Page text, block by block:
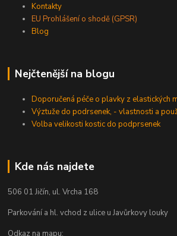
Kontakty
EU Prohlášení o shodě (GPSR)
Blog
Nejčtenější na blogu
Doporučená péče o plavky z elastických
Výztuže do podrsenek, - vlastnosti a
Volba velikosti kostic do podprsenek
Kde nás najdete
506 01 Jičín, ul. Vrcha 168
Parkování a hl. vchod z ulice u Javůrkovy louky
Odkaz na mapu: